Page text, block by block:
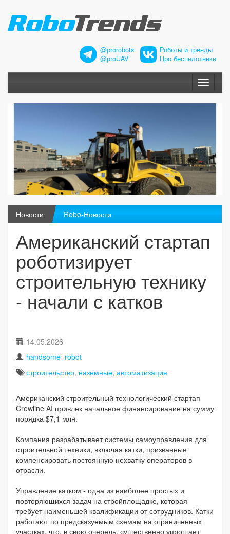
@prorobots
@proUAV
Роботы и тренды
Про беспилотники
Меню
Новости Robo-Новости
Американский стартап
роботизирует
строительную технику
- начали с катков
14.05.2026
handsome_robot
строительство, наземные, автоматизация
Американский строительный технологический стартап
Crewline AI привлек начальное финансирование на сумму
порядка $7,1 млн.
Компания разрабатывает системы самоуправления для
строительной техники, включая катки, призванные
компенсировать постоянную нехватку операторов в
отрасли.
Управление катком - одна из наиболее простых и
повторяющихся задач на стройплощадке, которая
требует наименьшей квалификации от сотрудников. Катки
работают по предсказуемым схемам на ограниченных
участках, что, в свою очередь, существенно упрощает